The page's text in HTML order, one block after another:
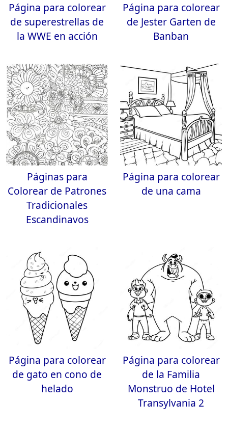
Página para colorear
de superestrellas de
la WWE en acción
Página para colorear
de Jester Garten de
Banban
Páginas para
Colorear de Patrones
Tradicionales
Escandinavos
Página para colorear
de una cama
Página para colorear
de gato en cono de
helado
Página para colorear
de la Familia
Monstruo de Hotel
Transylvania 2